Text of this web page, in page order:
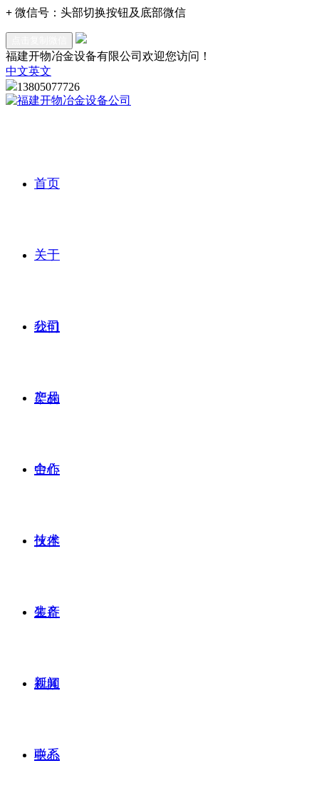
+ 微信号： 头部切换按钮及底部微信
福建开物冶金设备有限公司欢迎您访问！
中文英文
13805077726
首页
关于
我们
公司
架构
产品
中心
合作
伙伴
技术
装备
生产
视频
新闻
中心
联系